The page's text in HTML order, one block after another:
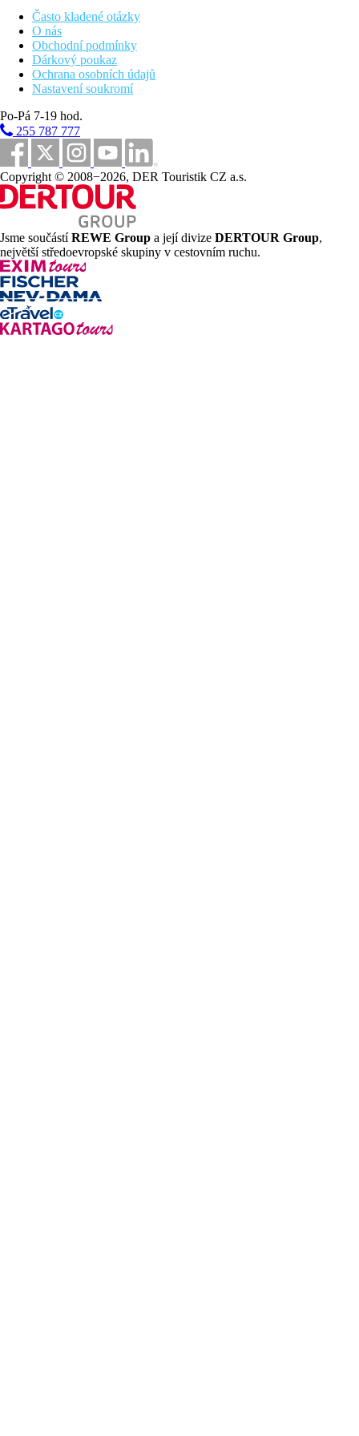
bufetu, během dne lehké občerstvení. Neomezené
množství rozlévaných nealkoholických a vybraných
alkoholických nápojů místní výroby.
Upozornění: Místa a časy podávání jsou určeny hotelem a
mohou se změnit.
Pláž
Písečná pláž s pozvolným vstupem do moře cca 300 m. Lehátka
a slunečníky za poplatek.
Sportovní nabídka
Zdarma:stolní tenis, plážový volejbal.
Za poplatek:
sportovní aktivity jsou společné s hotelem Forest Beach
Děti
Dětský bazén, dětské hřiště, animace, minidisko, dětská postýlka
zdarma (na vyžádání).
Karty
VISA, EC/MC.
Často kladené otázky
O nás
Obchodní podmínky
Dárkový poukaz
Ochrana osobních údajů
Nastavení soukromí
Po-Pá 7-19 hod.
255 787 777
Copyright © 2008−2026, DER Touristik CZ a.s.
Jsme součástíREWE Group a její divize DERTOUR Group,
největší středoevropské skupiny v cestovním ruchu.